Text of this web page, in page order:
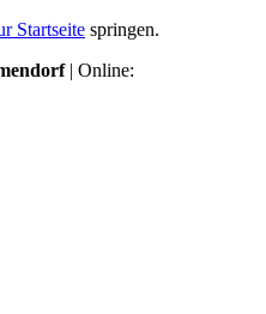
Startseite springen.
| Online: